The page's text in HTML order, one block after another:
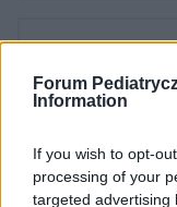
Forum
Information
If you wish to opt-
processing of your
targeted advertising
Treści i materiały
edukacyjno-
odpowiedzialności